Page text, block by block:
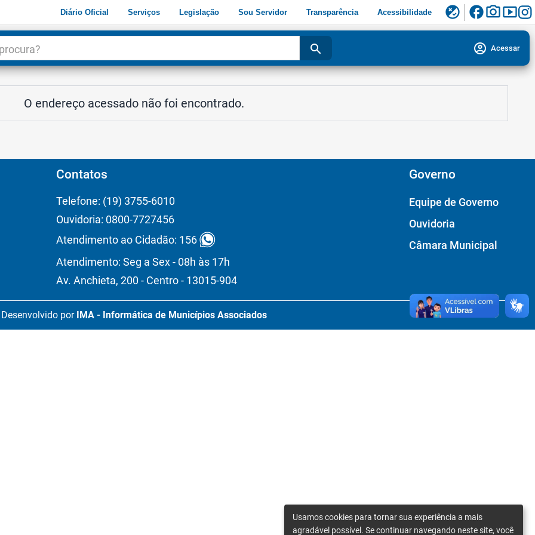
Diário Oficial Serviços Legislação Sou Servidor Transparência Acessibilidade flaky facebookphoto_camerasmart_display
search account_circle Acessar
O endereço acessado não foi encontrado.
Contatos
Telefone: (19) 3755-6010
Ouvidoria: 0800-7727456
Atendimento ao Cidadão: 156
Atendimento: Seg a Sex - 08h às 17h
Av. Anchieta, 200 - Centro - 13015-904
Governo
Equipe de Governo
Ouvidoria
Câmara Municipal
Desenvolvido por IMA - Informática de Municípios Associados
Usamos cookies para tornar sua experiência a mais
agradável possível. Se continuar navegando neste site, você